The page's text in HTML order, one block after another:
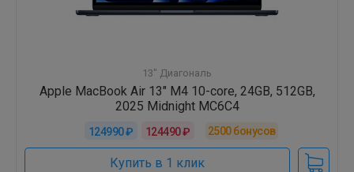
13" Диагональ
Apple MacBook Air 13" M4 10-core, 24GB, 512GB,
2025 Midnight MC6C4
124990 ₽ 124490 ₽ 2500бонусов
Купить в 1 клик